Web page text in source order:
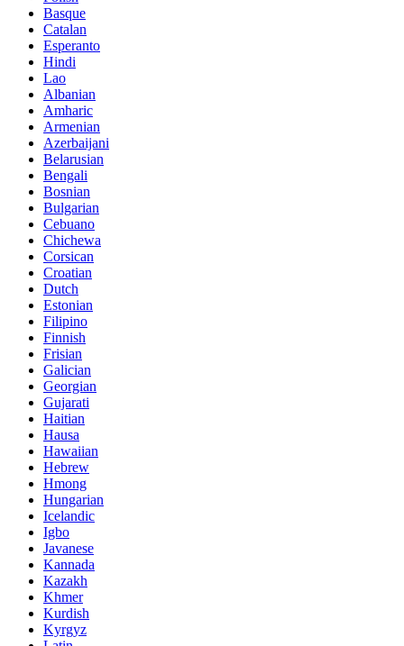
Basque
Catalan
Esperanto
Hindi
Lao
Albanian
Amharic
Armenian
Azerbaijani
Belarusian
Bengali
Bosnian
Bulgarian
Cebuano
Chichewa
Corsican
Croatian
Dutch
Estonian
Filipino
Finnish
Frisian
Galician
Georgian
Gujarati
Haitian
Hausa
Hawaiian
Hebrew
Hmong
Hungarian
Icelandic
Igbo
Javanese
Kannada
Kazakh
Khmer
Kurdish
Kyrgyz